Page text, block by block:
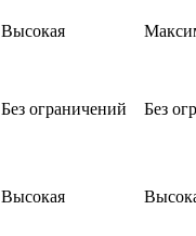
Высокая
Без ограничений Без
Высокая